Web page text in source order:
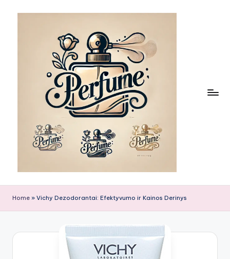
Home » Vichy Dezodorantai: Efektyvumo ir Kainos Derinys